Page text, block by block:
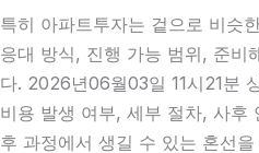
특히 아파트투자는 겉으로 비슷
응대 방식, 진행 가능 범위, 준비
다. 2026년06월03일 11시21분
비용 발생 여부, 세부 절차, 사후
후 과정에서 생길 수 있는 혼선